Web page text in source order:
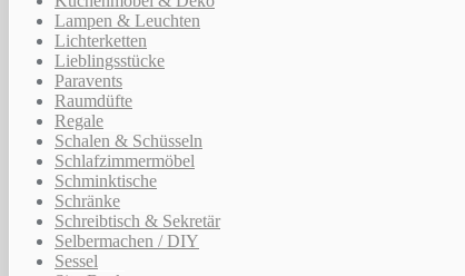
Lampen & Leuchten
Lichterketten
Lieblingsstücke
Paravents
Raumdüfte
Regale
Schalen & Schüsseln
Schlafzimmermöbel
Schminktische
Schränke
Schreibtisch & Sekretär
Selbermachen / DIY
Sessel